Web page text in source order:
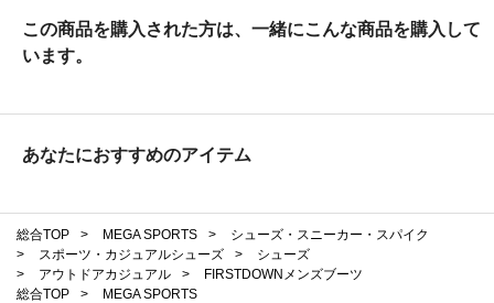
この商品を購入された方は、一緒にこんな商品を購入して
います。
あなたにおすすめのアイテム
総合TOP > MEGA SPORTS >
シューズ・スニーカー・スパイク
>
スポーツ・カジュアルシューズ >
シューズ
>
アウトドアカジュアル >
FIRSTDOWNメンズブーツ
総合TOP
>
MEGA SPORTS